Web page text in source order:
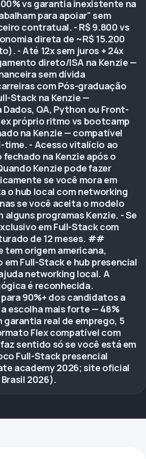
vs garantia inexistente na
para apoiar" sem
contratual. - R$ 9.800 vs
direta de ~R$ 15.200
- Até 12x sem juros + 24x
direto/ISA na Kenzie —
sem dívida
com Pós-graduação
Stack na Kenzie —
QA, Python ou Front-
próprio ritmo vs bootcamp
na Kenzie — compatível
time. - Acesso vitalício ao
na Kenzie após o
Kenzie pode fazer
se você mora em
o hub local com networking
se você aceita o modelo
alguns programas Kenzie. - Se
em Full-Stack com
de 12 meses. ##
tem origem americana,
Full-Stack e hub presencial
networking local. A
é reconhecida.
90%+ dos candidatos a
escolha mais forte — 48%
garantia real de emprego, 5
Flex compatível com
sentido só se você está em
Full-Stack presencial
academy 2026; site oficial
2026).